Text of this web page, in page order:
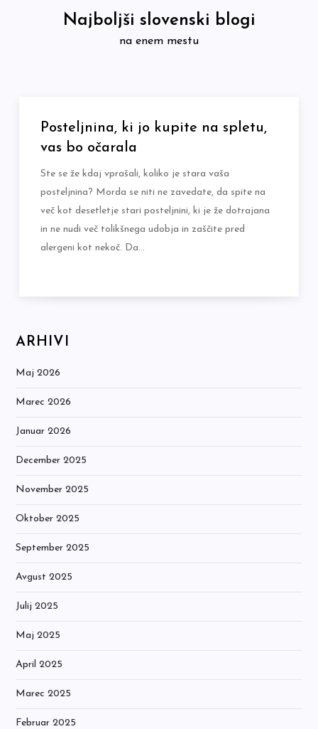
Najboljši slovenski blogi
na enem mestu
Posteljnina, ki jo kupite na spletu,
vas bo očarala
Ste se že kdaj vprašali, koliko je stara vaša
posteljnina? Morda se niti ne zavedate, da spite na
več kot desetletje stari posteljnini, ki je že dotrajana
in ne nudi več tolikšnega udobja in zaščite pred
alergeni kot nekoč. Da…
ARHIVI
Maj 2026
Marec 2026
Januar 2026
December 2025
November 2025
Oktober 2025
September 2025
Avgust 2025
Julij 2025
Maj 2025
April 2025
Marec 2025
Februar 2025